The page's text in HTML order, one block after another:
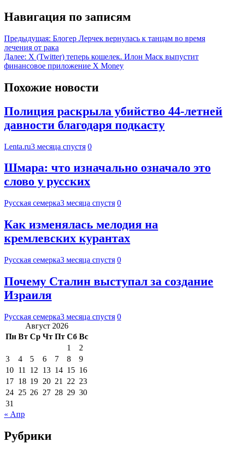
Навигация по записям
Предыдущая: Блогер Лерчек вернулась к танцам во время
лечения от рака
Далее: X (Twitter) теперь кошелек. Илон Маск выпустит
финансовое приложение X Money
Похожие новости
Полиция раскрыла убийство 44-летней
давности благодаря подкасту
Lenta.ru3 месяца спустя 0
Шмара: что изначально означало это
слово у русских
Русская семерка3 месяца спустя 0
Как изменялась мелодия на
кремлевских курантах
Русская семерка3 месяца спустя 0
Почему Сталин выступал за создание
Израиля
Русская семерка3 месяца спустя 0
Август 2026
Пн Вт Ср Чт Пт Сб Вс
1
2
3
4 5 6 7 8
9
10 11 12 13 14 15 16
17 18 19 20 21 22 23
24 25 26 27 28 29 30
31
« Апр
Рубрики